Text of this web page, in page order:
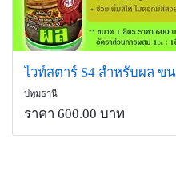
ปทุมธานี
ราคา 600.00 บาท